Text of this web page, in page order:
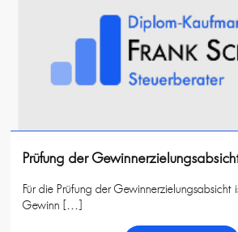
Prüfung der
Für die Prüfung der
Gewinn […]